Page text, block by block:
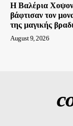
Η Βαλέρια
βάφτισαν τον
της μαγικής
August 9, 2026